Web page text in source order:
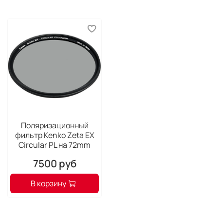
В комплект поставки входит бленда объектива и
футляр
Поляризационный
фильтр Kenko Zeta EX
Circular PL на 72mm
7500 руб
В корзину